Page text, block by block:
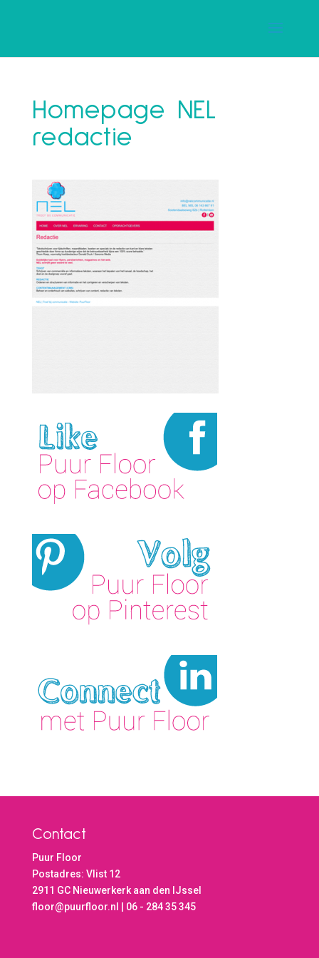
Homepage NEL
redactie
Contact
Puur Floor
Postadres: Vlist 12
2911 GC Nieuwerkerk aan den IJssel
floor@puurfloor.nl | 06 - 284 35 345